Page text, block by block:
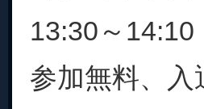
13:30～14:10
参加無料、入